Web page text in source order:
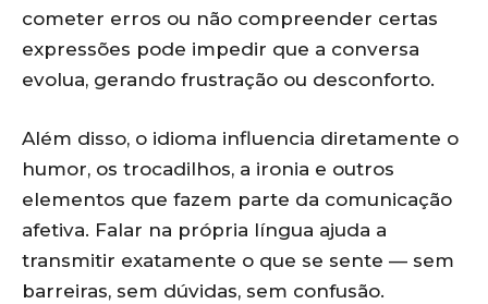
cometer erros ou não compreender certas
expressões pode impedir que a conversa
evolua, gerando frustração ou desconforto.
Além disso, o idioma influencia diretamente o
humor, os trocadilhos, a ironia e outros
elementos que fazem parte da comunicação
afetiva. Falar na própria língua ajuda a
transmitir exatamente o que se sente — sem
barreiras, sem dúvidas, sem confusão.